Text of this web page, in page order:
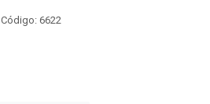
Código: 6622